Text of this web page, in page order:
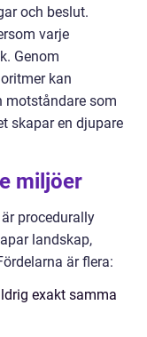
och beslut.
varje
Genom
kan
motståndare som
skapar en djupare
miljöer
procedurally
landskap,
är flera:
exakt samma